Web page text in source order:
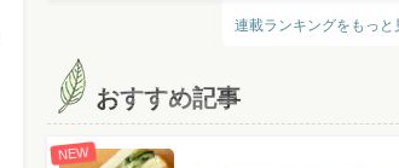
連載ランキングをもっと
おすすめ記事
NEW